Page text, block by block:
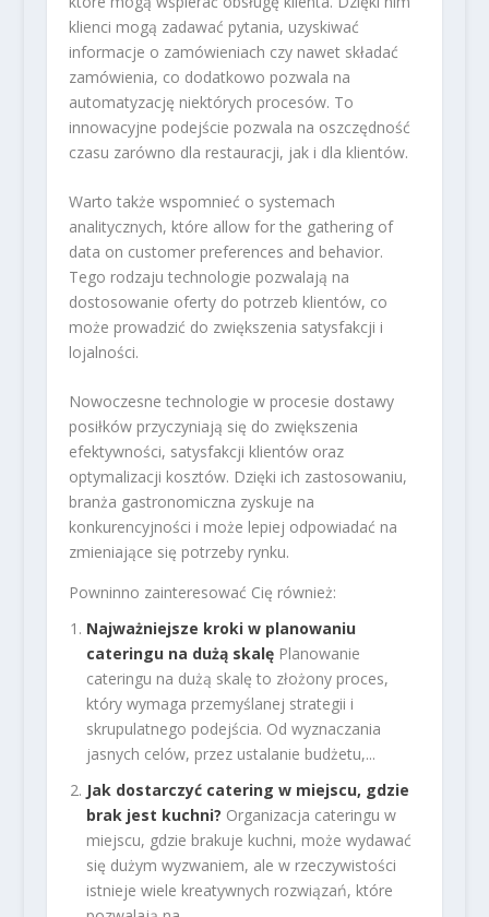
klienci mogą zadawać pytania, uzyskiwać
informacje o zamówieniach czy nawet składać
zamówienia, co dodatkowo pozwala na
automatyzację niektórych procesów. To
innowacyjne podejście pozwala na oszczędność
czasu zarówno dla restauracji, jak i dla klientów.
Warto także wspomnieć o systemach
analitycznych, które allow for the gathering of
data on customer preferences and behavior.
Tego rodzaju technologie pozwalają na
dostosowanie oferty do potrzeb klientów, co
może prowadzić do zwiększenia satysfakcji i
lojalności.
Nowoczesne technologie w procesie dostawy
posiłków przyczyniają się do zwiększenia
efektywności, satysfakcji klientów oraz
optymalizacji kosztów. Dzięki ich zastosowaniu,
branża gastronomiczna zyskuje na
konkurencyjności i może lepiej odpowiadać na
zmieniające się potrzeby rynku.
Powninno zainteresować Cię również:
Najważniejsze kroki w planowaniu
cateringu na dużą skalę Planowanie
cateringu na dużą skalę to złożony proces,
który wymaga przemyślanej strategii i
skrupulatnego podejścia. Od wyznaczania
jasnych celów, przez ustalanie budżetu,...
Jak dostarczyć catering w miejscu, gdzie
brak jest kuchni? Organizacja cateringu w
miejscu, gdzie brakuje kuchni, może wydawać
się dużym wyzwaniem, ale w rzeczywistości
istnieje wiele kreatywnych rozwiązań, które